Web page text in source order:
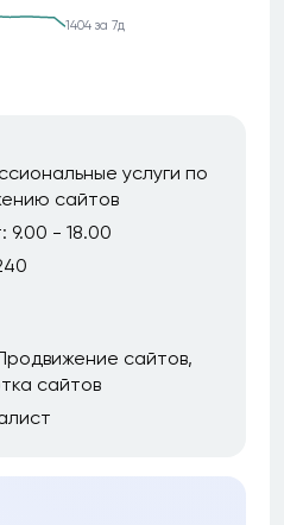
1404 за 7д
услуги по
сайтов
9.00 - 18.00
сайтов
сайтов